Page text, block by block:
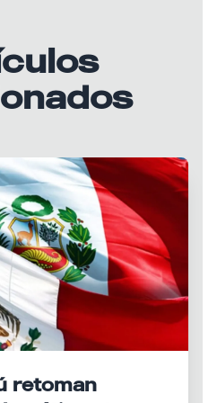
retoman